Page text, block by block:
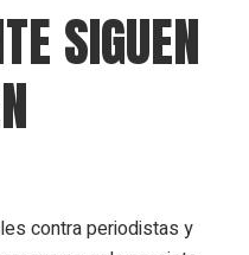
SIGUEN
contra periodistas y